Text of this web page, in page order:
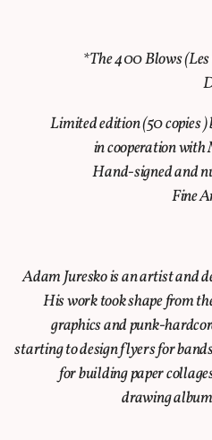
*The 400 Blows
Limited edition (50 copies
in cooperation
Hand-signed and
Fine
Adam Juresko is an artist and
His work took shape from
graphics and punk-
starting to design flyers for
for building paper
drawing album